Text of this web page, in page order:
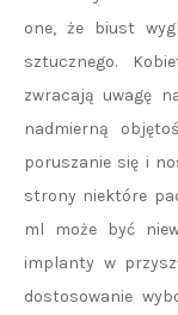
one, że biust
sztucznego.
zwracają uwagę
nadmierną
poruszanie się i
strony niektóre
ml może być
implanty w
dostosowanie